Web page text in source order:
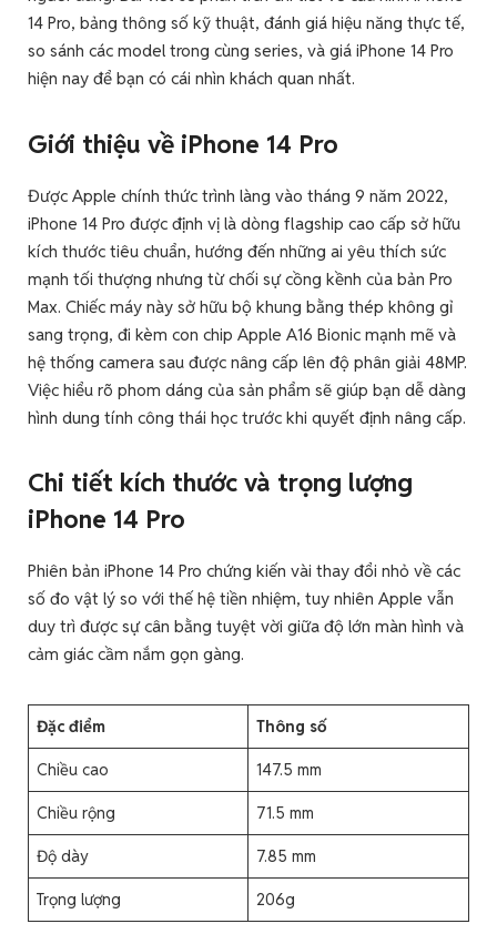
14 Pro, bảng thông số kỹ thuật, đánh giá hiệu năng thực tế,
so sánh các model trong cùng series, và giá iPhone 14 Pro
hiện nay để bạn có cái nhìn khách quan nhất.
Giới thiệu về iPhone 14 Pro
Được Apple chính thức trình làng vào tháng 9 năm 2022,
iPhone 14 Pro được định vị là dòng flagship cao cấp sở hữu
kích thước tiêu chuẩn, hướng đến những ai yêu thích sức
mạnh tối thượng nhưng từ chối sự cồng kềnh của bản Pro
Max. Chiếc máy này sở hữu bộ khung bằng thép không gỉ
sang trọng, đi kèm con chip Apple A16 Bionic mạnh mẽ và
hệ thống camera sau được nâng cấp lên độ phân giải 48MP.
Việc hiểu rõ phom dáng của sản phẩm sẽ giúp bạn dễ dàng
hình dung tính công thái học trước khi quyết định nâng cấp.
Chi tiết kích thước và trọng lượng
iPhone 14 Pro
Phiên bản iPhone 14 Pro chứng kiến vài thay đổi nhỏ về các
số đo vật lý so với thế hệ tiền nhiệm, tuy nhiên Apple vẫn
duy trì được sự cân bằng tuyệt vời giữa độ lớn màn hình và
cảm giác cầm nắm gọn gàng.
Đặc điểm Thông số
Chiều cao 147.5 mm
Chiều rộng 71.5 mm
Độ dày 7.85 mm
Trọng lượng 206g